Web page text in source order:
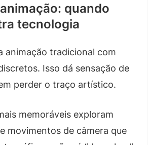
quando
tecnologia
animação tradicional com
Isso dá sensação de
perder o traço artístico.
memoráveis exploram
movimentos de câmera que